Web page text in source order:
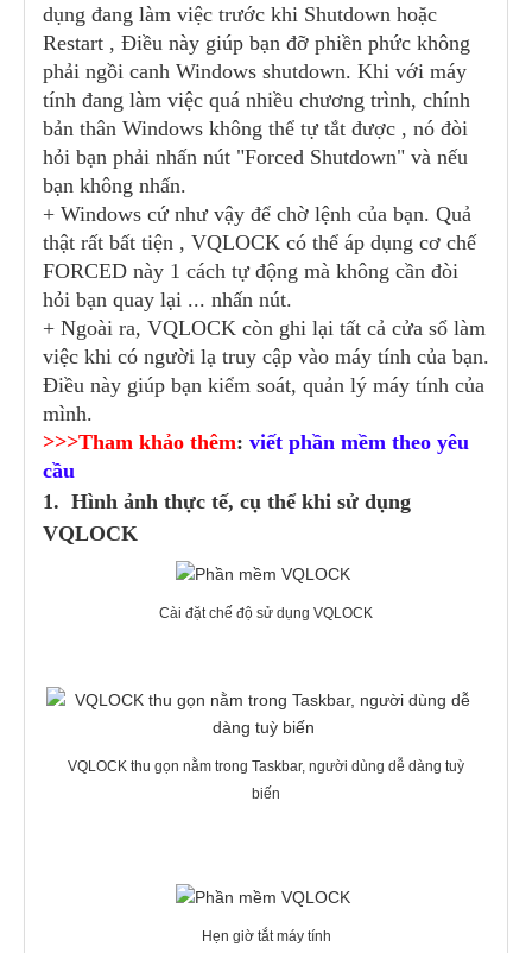
dụng đang làm việc trước khi Shutdown hoặc
Restart , Điều này giúp bạn đỡ phiền phức không
phải ngồi canh Windows shutdown. Khi với máy
tính đang làm việc quá nhiều chương trình, chính
bản thân Windows không thể tự tắt được , nó đòi
hỏi bạn phải nhấn nút "Forced Shutdown" và nếu
bạn không nhấn.
+ Windows cứ như vậy để chờ lệnh của bạn. Quả
thật rất bất tiện , VQLOCK có thể áp dụng cơ chế
FORCED này 1 cách tự động mà không cần đòi
hỏi bạn quay lại ... nhấn nút.
+ Ngoài ra, VQLOCK còn ghi lại tất cả cửa sổ làm
việc khi có người lạ truy cập vào máy tính của bạn.
Điều này giúp bạn kiểm soát, quản lý máy tính của
mình.
>>>Tham khảo thêm: viết phần mềm theo yêu
cầu
1. Hình ảnh thực tế, cụ thể khi sử dụng
VQLOCK
Cài đặt chế độ sử dụng VQLOCK
VQLOCK thu gọn nằm trong Taskbar, người dùng dễ dàng tuỳ
biến
Hẹn giờ tắt máy tính